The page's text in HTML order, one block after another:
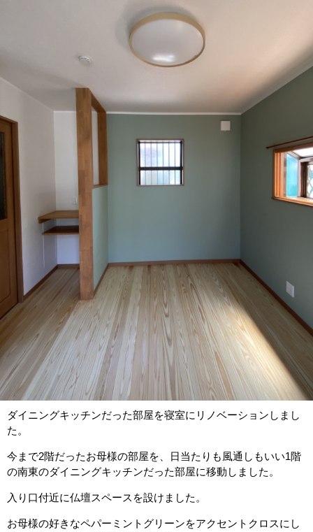
ダイニングキッチンだった部屋を寝室にリノベーションしまし
た。
今まで2階だったお母様の部屋を、日当たりも風通しもいい1階
の南東のダイニングキッチンだった部屋に移動しました。
入り口付近に仏壇スペースを設けました。
お母様の好きなペパーミントグリーンをアクセントクロスにし